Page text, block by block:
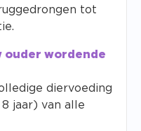
tot
ouder wordende
diervoeding
jaar) van alle